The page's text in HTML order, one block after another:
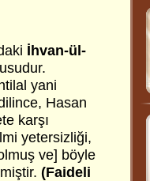
İhvan-ül-
yani
Hasan
karşı
yetersizliği,
ve] böyle
(Faideli